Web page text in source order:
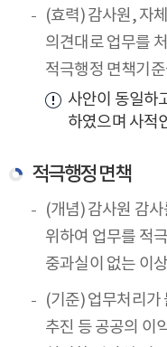
(효력) 감사원, 자
의견대로 업무를
적극행정 면책기
사안이 동일하
하였으며 사적
적극행정 면책
(개념) 감사원 감
위하여 업무를 적
중과실이 없는 이
(기준) 업무처리가
추진 등 공공의 이